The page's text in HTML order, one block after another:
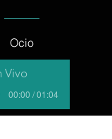
Ocio
Vivo
00:00 / 01:04